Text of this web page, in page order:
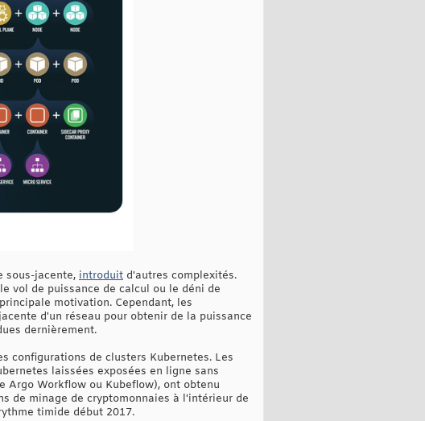
sous-jacente, introduit d'autres complexités.
vol de puissance de calcul ou le déni de
motivation. Cependant, les
d'un réseau pour obtenir de la puissance
dernièrement.
configurations de clusters Kubernetes. Les
laissées exposées en ligne sans
Argo Workflow ou Kubeflow), ont obtenu
de minage de cryptomonnaies à l'intérieur de
timide début 2017.